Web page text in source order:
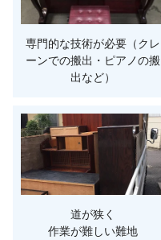
専門的な技術が必要（クレ
ーンでの搬出・ピアノの搬
出など）
道が狭く
作業が難しい難地